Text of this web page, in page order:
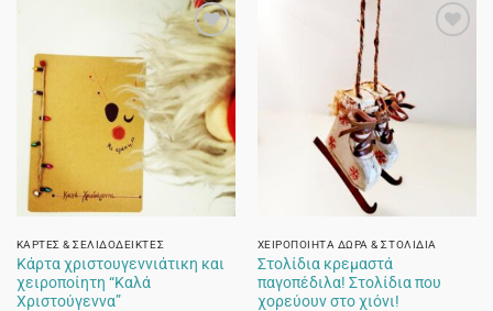
ΚΆΡΤΕΣ & ΣΕΛΙΔΟΔΕΊΚΤΕΣ
Κάρτα χριστουγεννιάτικη και
χειροποίητη “Καλά
Χριστούγεννα”
ΧΕΙΡΟΠΟΊΗΤΑ ΔΏΡΑ & ΣΤΟΛΊΔΙΑ
Στολίδια κρεμαστά
παγοπέδιλα! Στολίδια που
χορεύουν στο χιόνι!